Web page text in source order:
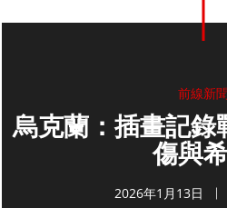
前線新
烏克蘭：插畫記錄
傷與
2026年1月13日